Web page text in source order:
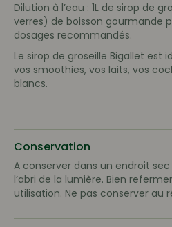
Dilution à l’eau : 1L de sirop de
verres) de boisson gourmande
dosages recommandés.
Le sirop de groseille Bigallet est
vos smoothies, vos laits, vos
blancs.
Conservation
A conserver dans un endroit
l’abri de la lumière. Bien
utilisation. Ne pas conserver au